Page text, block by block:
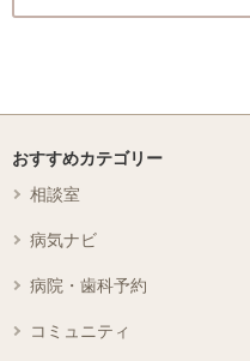
おすすめカテゴリー
相談室
病気ナビ
病院・歯科予約
コミュニティ